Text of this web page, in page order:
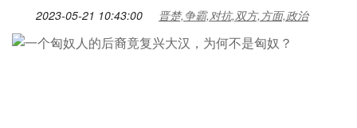
2023-05-21 10:43:00 晋楚,争霸,对抗,双方,方面,政治